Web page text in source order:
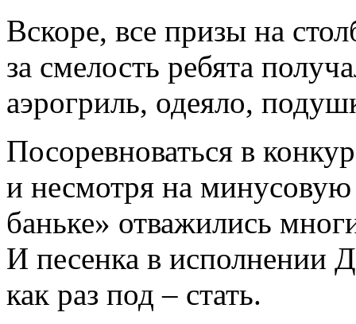
Вскоре, все призы на
за смелость ребята
аэрогриль, одеяло,
Посоревноваться в
и несмотря на
баньке» отважились
И песенка в исполнении
как раз под – стать.